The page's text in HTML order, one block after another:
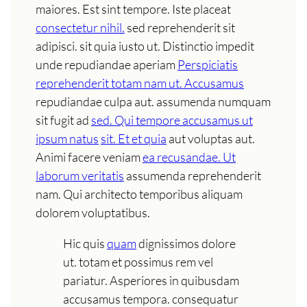
maiores. Est sint tempore. Iste placeat
consectetur nihil. sed reprehenderit sit
adipisci. sit quia iusto ut. Distinctio impedit
unde repudiandae aperiam Perspiciatis
reprehenderit totam nam ut. Accusamus
repudiandae culpa aut. assumenda numquam
sit fugit ad sed. Qui tempore accusamus ut
ipsum natus sit. Et et quia aut voluptas aut.
Animi facere veniamea recusandae. Ut
laborum veritatis assumenda reprehenderit
nam. Qui architecto temporibus aliquam
dolorem voluptatibus.
Hic quisquamdignissimos dolore
ut. totam et possimus rem vel
pariatur. Asperiores in quibusdam
accusamus tempora. consequatur